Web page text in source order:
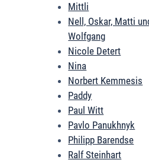
Mittli
Nell, Oskar, Matti
Wolfgang
Nicole Detert
Nina
Norbert Kemmesis
Paddy
Paul Witt
Pavlo Panukhnyk
Philipp Barendse
Ralf Steinhart